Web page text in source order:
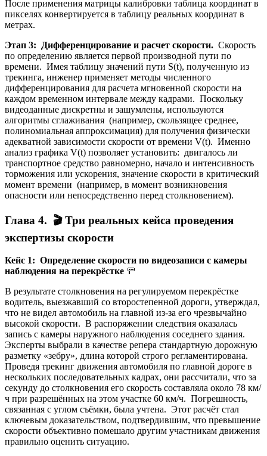
После применения матрицы калибровки таблица координат в
пикселях конвертируется в таблицу реальных координат в
метрах.
Этап 3: Дифференцирование и расчет скорости. Скорость
по определению является первой производной пути по
времени. Имея таблицу значений пути S(t), полученную из
трекинга, инженер применяет методы численного
дифференцирования для расчета мгновенной скорости на
каждом временном интервале между кадрами. Поскольку
видеоданные дискретны и зашумлены, используются
алгоритмы сглаживания (например, скользящее среднее,
полиномиальная аппроксимация) для получения физически
адекватной зависимости скорости от времени V(t). Именно
анализ графика V(t) позволяет установить: двигалось ли
транспортное средство равномерно, начало и интенсивность
торможения или ускорения, значение скорости в критический
момент времени (например, в момент возникновения
опасности или непосредственно перед столкновением).
Глава 4. 🎬 Три реальных кейса проведения
экспертизы скорости
Кейс 1: Определение скорости по видеозаписи с камеры
наблюдения на перекрёстке 🚥
В результате столкновения на регулируемом перекрёстке
водитель, выезжавший со второстепенной дороги, утверждал,
что не видел автомобиль на главной из-за его чрезвычайно
высокой скорости. В распоряжении следствия оказалась
запись с камеры наружного наблюдения соседнего здания.
Эксперты выбрали в качестве репера стандартную дорожную
разметку «зебру», длина которой строго регламентирована.
Проведя трекинг движения автомобиля по главной дороге в
нескольких последовательных кадрах, они рассчитали, что за
секунду до столкновения его скорость составляла около 78 км/
ч при разрешённых на этом участке 60 км/ч. Погрешность,
связанная с углом съёмки, была учтена. Этот расчёт стал
ключевым доказательством, подтвердившим, что превышение
скорости объективно помешало другим участникам движения
правильно оценить ситуацию.